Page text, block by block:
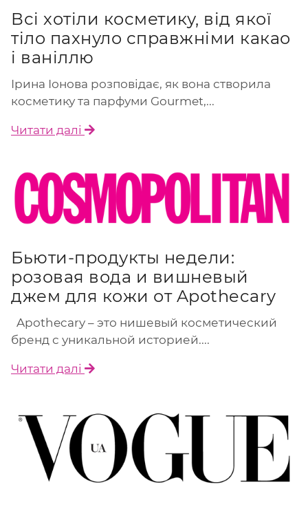
Всі хотіли косметику, від якої
тіло пахнуло справжніми какао
і ваніллю
Ірина Іонова розповідає, як вона створила
косметику та парфуми Gourmet,...
Читати далі
Бьюти-продукты недели:
розовая вода и вишневый
джем для кожи от Apothecary
Apothecary – это нишевый косметический
бренд с уникальной историей....
Читати далі